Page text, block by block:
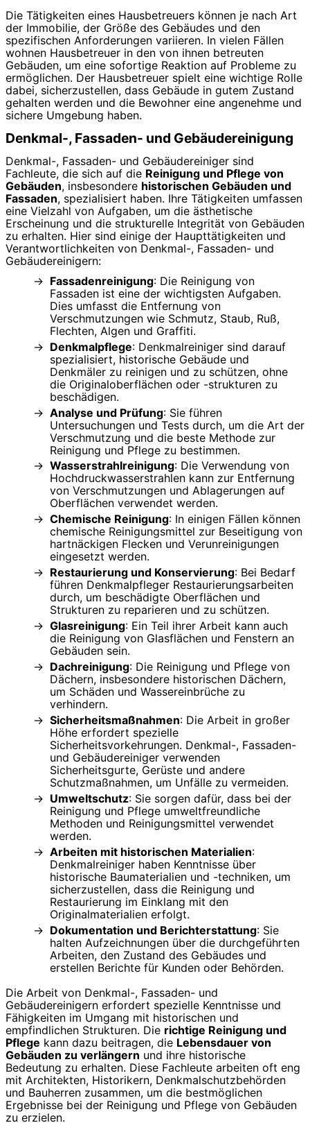
Die Tätigkeiten eines Hausbetreuers können je nach Art
der Immobilie, der Größe des Gebäudes und den
spezifischen Anforderungen variieren. In vielen Fällen
wohnen Hausbetreuer in den von ihnen betreuten
Gebäuden, um eine sofortige Reaktion auf Probleme zu
ermöglichen. Der Hausbetreuer spielt eine wichtige Rolle
dabei, sicherzustellen, dass Gebäude in gutem Zustand
gehalten werden und die Bewohner eine angenehme und
sichere Umgebung haben.
Denkmal-, Fassaden- und Gebäudereinigung
Denkmal-, Fassaden- und Gebäudereiniger sind
Fachleute, die sich auf die Reinigung und Pflege von
Gebäuden, insbesondere historischen Gebäuden und
Fassaden, spezialisiert haben. Ihre Tätigkeiten umfassen
eine Vielzahl von Aufgaben, um die ästhetische
Erscheinung und die strukturelle Integrität von Gebäuden
zu erhalten. Hier sind einige der Haupttätigkeiten und
Verantwortlichkeiten von Denkmal-, Fassaden- und
Gebäudereinigern:
Fassadenreinigung: Die Reinigung von
Fassaden ist eine der wichtigsten Aufgaben.
Dies umfasst die Entfernung von
Verschmutzungen wie Schmutz, Staub, Ruß,
Flechten, Algen und Graffiti.
Denkmalpflege: Denkmalreiniger sind darauf
spezialisiert, historische Gebäude und
Denkmäler zu reinigen und zu schützen, ohne
die Originaloberflächen oder -strukturen zu
beschädigen.
Analyse und Prüfung: Sie führen
Untersuchungen und Tests durch, um die Art der
Verschmutzung und die beste Methode zur
Reinigung und Pflege zu bestimmen.
Wasserstrahlreinigung: Die Verwendung von
Hochdruckwasserstrahlen kann zur Entfernung
von Verschmutzungen und Ablagerungen auf
Oberflächen verwendet werden.
Chemische Reinigung: In einigen Fällen können
chemische Reinigungsmittel zur Beseitigung von
hartnäckigen Flecken und Verunreinigungen
eingesetzt werden.
Restaurierung und Konservierung: Bei Bedarf
führen Denkmalpfleger Restaurierungsarbeiten
durch, um beschädigte Oberflächen und
Strukturen zu reparieren und zu schützen.
Glasreinigung: Ein Teil ihrer Arbeit kann auch
die Reinigung von Glasflächen und Fenstern an
Gebäuden sein.
Dachreinigung: Die Reinigung und Pflege von
Dächern, insbesondere historischen Dächern,
um Schäden und Wassereinbrüche zu
verhindern.
Sicherheitsmaßnahmen: Die Arbeit in großer
Höhe erfordert spezielle
Sicherheitsvorkehrungen. Denkmal-, Fassaden-
und Gebäudereiniger verwenden
Sicherheitsgurte, Gerüste und andere
Schutzmaßnahmen, um Unfälle zu vermeiden.
Umweltschutz: Sie sorgen dafür, dass bei der
Reinigung und Pflege umweltfreundliche
Methoden und Reinigungsmittel verwendet
werden.
Arbeiten mit historischen Materialien:
Denkmalreiniger haben Kenntnisse über
historische Baumaterialien und -techniken, um
sicherzustellen, dass die Reinigung und
Restaurierung im Einklang mit den
Originalmaterialien erfolgt.
Dokumentation und Berichterstattung: Sie
halten Aufzeichnungen über die durchgeführten
Arbeiten, den Zustand des Gebäudes und
erstellen Berichte für Kunden oder Behörden.
Die Arbeit von Denkmal-, Fassaden- und
Gebäudereinigern erfordert spezielle Kenntnisse und
Fähigkeiten im Umgang mit historischen und
empfindlichen Strukturen. Die richtige Reinigung und
Pflege kann dazu beitragen, die Lebensdauer von
Gebäuden zu verlängern und ihre historische
Bedeutung zu erhalten. Diese Fachleute arbeiten oft eng
mit Architekten, Historikern, Denkmalschutzbehörden
und Bauherren zusammen, um die bestmöglichen
Ergebnisse bei der Reinigung und Pflege von Gebäuden
zu erzielen.